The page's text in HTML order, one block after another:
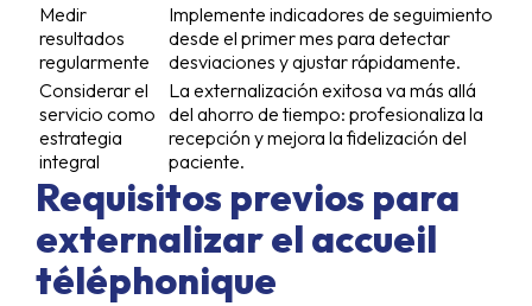
Medir
resultados
regularmente
Implemente indicadores de seguimiento
desde el primer mes para detectar
desviaciones y ajustar rápidamente.
Considerar el
servicio como
estrategia
integral
La externalización exitosa va más allá
del ahorro de tiempo: profesionaliza la
recepción y mejora la fidelización del
paciente.
Requisitos previos para
externalizar el accueil
téléphonique